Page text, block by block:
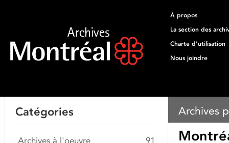
À propos
La section des
Charte d'utilisation
Nous joindre
Archives
Catégories
Archives à l'oeuvre
91